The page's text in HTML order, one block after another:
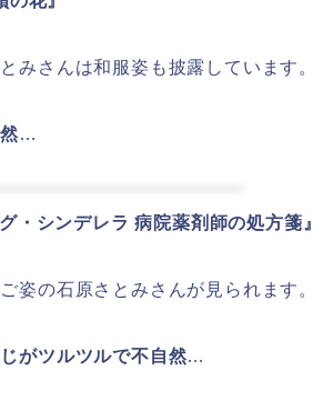
みさんは和服姿も披露しています。
…
・シンデレラ 病院薬剤師の処方箋』
姿の石原さとみさんが見られます。
がツルツルで不自然…